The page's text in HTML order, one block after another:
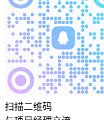
扫描二维码